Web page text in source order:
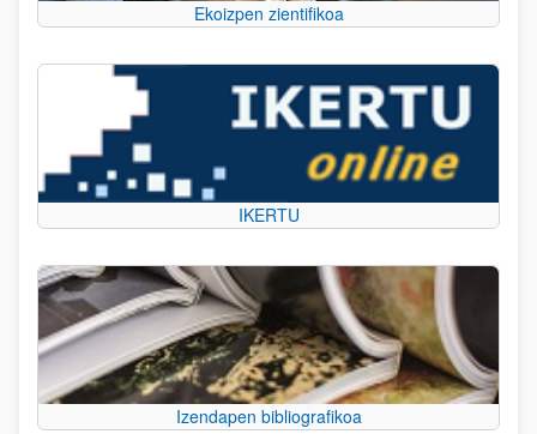
Ekoizpen zientifikoa
IKERTU
Izendapen bibliografikoa